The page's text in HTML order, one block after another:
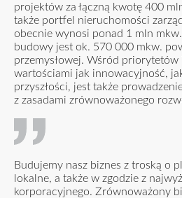
projektów za łączną kwotę 400
także portfel nieruchomości
obecnie wynosi ponad 1 mln
budowy jest ok. 570 000 mkw.
przemysłowej. Wśród
wartościami jak innowacyjność,
przyszłości, jest także
z zasadami zrównoważonego
Budujemy nasz biznes z troską o
lokalne, a także w zgodzie z
korporacyjnego. Zrównoważony